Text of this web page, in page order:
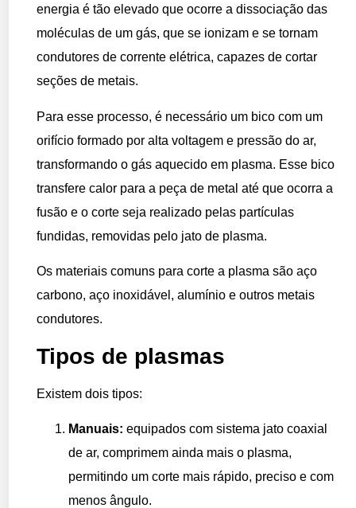
energia é tão elevado que ocorre a dissociação das
moléculas de um gás, que se ionizam e se tornam
condutores de corrente elétrica, capazes de cortar
seções de metais.
Para esse processo, é necessário um bico com um
orifício formado por alta voltagem e pressão do ar,
transformando o gás aquecido em plasma. Esse bico
transfere calor para a peça de metal até que ocorra a
fusão e o corte seja realizado pelas partículas
fundidas, removidas pelo jato de plasma.
Os materiais comuns para corte a plasma são aço
carbono, aço inoxidável, alumínio e outros metais
condutores.
Tipos de plasmas
Existem dois tipos:
Manuais: equipados com sistema jato coaxial
de ar, comprimem ainda mais o plasma,
permitindo um corte mais rápido, preciso e com
menos ângulo.